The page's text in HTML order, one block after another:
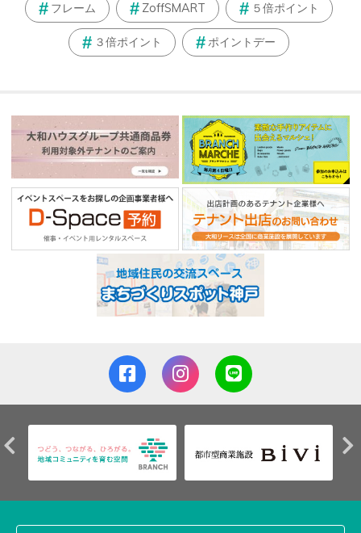
フレーム ZoffSMART ５倍ポイント
３倍ポイント ポイントデー